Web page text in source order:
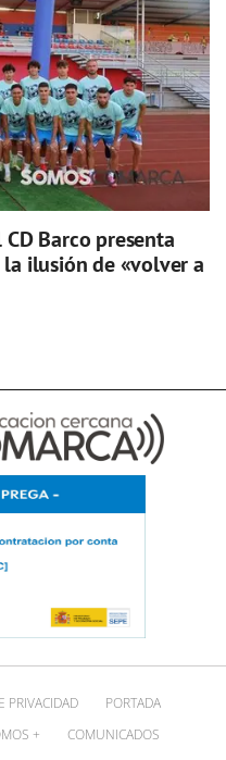
Barco presenta
ilusión de «volver a
PRIVACIDAD
PORTADA
+ COMUNICADOS